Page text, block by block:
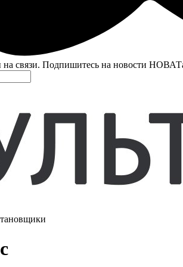
на связи. Подпишитесь на новости